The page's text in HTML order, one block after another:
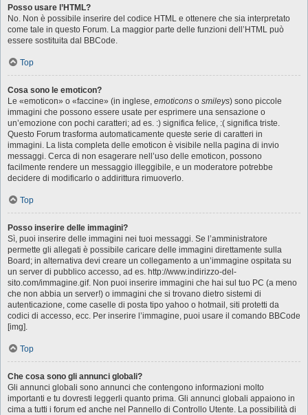
Posso usare l’HTML?
No. Non è possibile inserire del codice HTML e ottenere che sia interpretato
come tale in questo Forum. La maggior parte delle funzioni dell’HTML può
essere sostituita dal BBCode.
Top
Cosa sono le emoticon?
Le «emoticon» o «faccine» (in inglese, emoticons o smileys) sono piccole
immagini che possono essere usate per esprimere una sensazione o
un’emozione con pochi caratteri; ad es. :) significa felice, :( significa triste.
Questo Forum trasforma automaticamente queste serie di caratteri in
immagini. La lista completa delle emoticon è visibile nella pagina di invio
messaggi. Cerca di non esagerare nell’uso delle emoticon, possono
facilmente rendere un messaggio illeggibile, e un moderatore potrebbe
decidere di modificarlo o addirittura rimuoverlo.
Top
Posso inserire delle immagini?
Sì, puoi inserire delle immagini nei tuoi messaggi. Se l’amministratore
permette gli allegati è possibile caricare delle immagini direttamente sulla
Board; in alternativa devi creare un collegamento a un’immagine ospitata su
un server di pubblico accesso, ad es. http://www.indirizzo-del-
sito.com/immagine.gif. Non puoi inserire immagini che hai sul tuo PC (a meno
che non abbia un server!) o immagini che si trovano dietro sistemi di
autenticazione, come caselle di posta tipo yahoo o hotmail, siti protetti da
codici di accesso, ecc. Per inserire l’immagine, puoi usare il comando BBCode
[img].
Top
Che cosa sono gli annunci globali?
Gli annunci globali sono annunci che contengono informazioni molto
importanti e tu dovresti leggerli quanto prima. Gli annunci globali appaiono in
cima a tutti i forum ed anche nel Pannello di Controllo Utente. La possibilità di